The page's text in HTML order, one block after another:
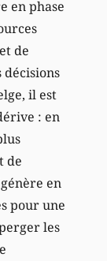
en phase
de
il est
: en
de
en
pour une
les